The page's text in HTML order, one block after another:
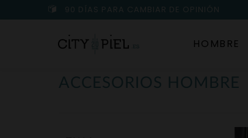
90 DÍAS PARA CAMBIAR DE OPINIÓN
HOMBRE
ACCESORIOS HOMBRE